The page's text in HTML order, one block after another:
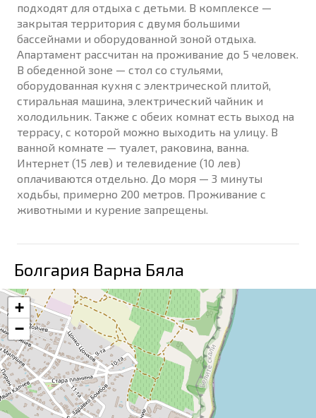
подходят для отдыха с детьми. В комплексе —
закрытая территория с двумя большими
бассейнами и оборудованной зоной отдыха.
Апартамент рассчитан на проживание до 5 человек.
В обеденной зоне — стол со стульями,
оборудованная кухня с электрической плитой,
стиральная машина, электрический чайник и
холодильник. Также с обеих комнат есть выход на
террасу, с которой можно выходить на улицу. В
ванной комнате — туалет, раковина, ванна.
Интернет (15 лев) и телевидение (10 лев)
оплачиваются отдельно. До моря — 3 минуты
ходьбы, примерно 200 метров. Проживание с
животными и курение запрещены.
Болгария Варна Бяла
+
−